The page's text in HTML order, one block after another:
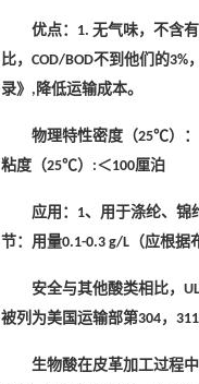
优点： 1. 无气味，不含
比， COD/BOD不到他们的3%
录》 , 降低运输成本。
物理特性密度（25℃）：
粘度（25℃） :＜100厘泊
应用： 1、用于涤纶、锦
节：用量0.1-0.3 g/L （应根据
安全与其他酸类相比，
被列为美国运输部第304， 311
生物酸在皮革加工过程